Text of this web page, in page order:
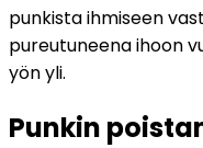
punkista ihmiseen
pureutuneena ihoon
yön yli.
Punkin